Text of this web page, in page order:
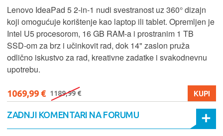
Lenovo IdeaPad 5 2‑in‑1 nudi svestranost uz 360° dizajn
koji omogućuje korištenje kao laptop ili tablet. Opremljen je
Intel U5 procesorom, 16 GB RAM-a i prostranim 1 TB
SSD‑om za brz i učinkovit rad, dok 14" zaslon pruža
odlično iskustvo za rad, kreativne zadatke i svakodnevnu
upotrebu.
1069,99 € 1189,99 € KUPI
ZADNJI KOMENTARI NA FORUMU